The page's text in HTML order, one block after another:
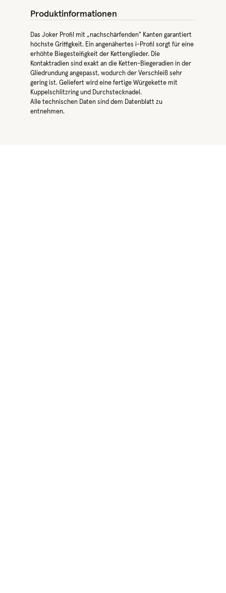
Produktinformationen
Das Joker Profil mit „nachschärfenden" Kanten garantiert
höchste Griffigkeit. Ein angenähertes i-Profil sorgt für eine
erhöhte Biegesteifigkeit der Kettenglieder. Die
Kontaktradien sind exakt an die Ketten-Biegeradien in der
Gliedrundung angepasst, wodurch der Verschleiß sehr
gering ist. Geliefert wird eine fertige Würgekette mit
Kuppelschlitzring und Durchstecknadel.
Alle technischen Daten sind dem Datenblatt zu
entnehmen.